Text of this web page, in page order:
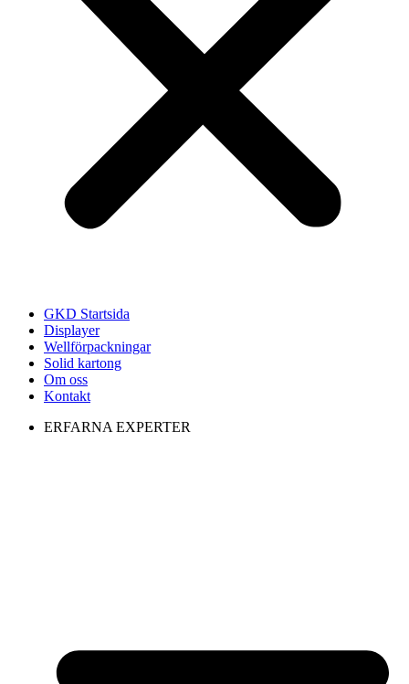
GKD Startsida
Displayer
Wellförpackningar
Solid kartong
Om oss
Kontakt
ERFARNA EXPERTER